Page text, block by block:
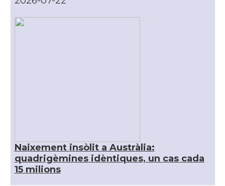
Naixement insòlit a Austràlia:
quadrigèmines idèntiques, un cas cada
15 milions